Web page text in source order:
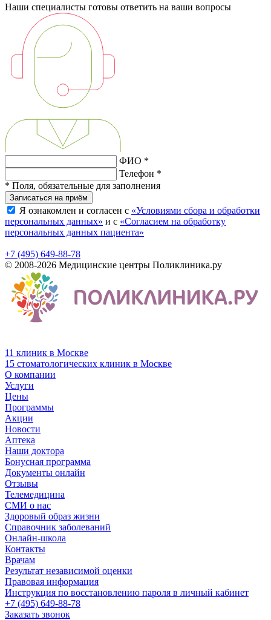
Наши специалисты готовы ответить на ваши вопросы
ФИО *
Телефон *
* Поля, обязательные для заполнения
Записаться на приём
Я ознакомлен и согласен с «Условиями сбора и обработки
персональных данных» и с «Согласием на обработку
персональных данных пациента»
+7 (495) 649-88-78
© 2008-2026 Медицинские центры Поликлиника.ру
11 клиник в Москве
15 стоматологических клиник в Москве
О компании
Услуги
Цены
Программы
Акции
Новости
Аптека
Наши доктора
Бонусная программа
Документы онлайн
Отзывы
Телемедицина
СМИ о нас
Здоровый образ жизни
Справочник заболеваний
Онлайн-школа
Контакты
Врачам
Результат независимой оценки
Правовая информация
Инструкция по восстановлению пароля в личный кабинет
+7 (495) 649-88-78
Заказать звонок